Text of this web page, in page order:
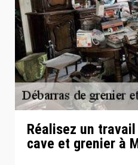
Réalisez un
cave et grenier à